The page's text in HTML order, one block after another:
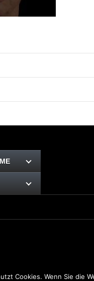
Cookies. Wenn Sie die